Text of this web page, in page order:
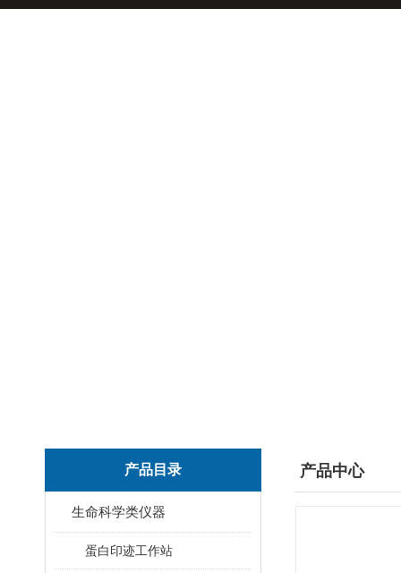
产品目录
生命科学类仪器
蛋白印迹工作站
产品中心